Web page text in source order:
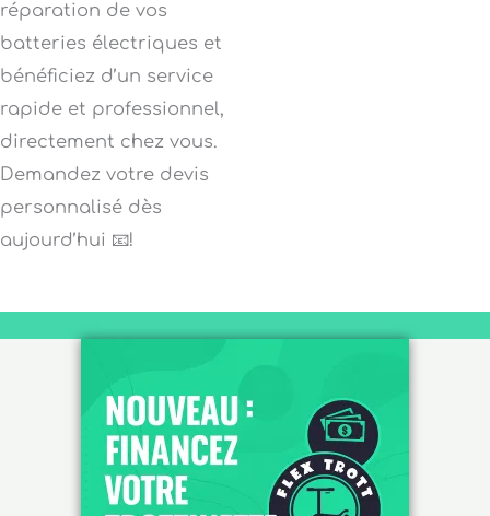
réparation de vos
batteries électriques et
bénéficiez d’un service
rapide et professionnel,
directement chez vous.
Demandez votre devis
personnalisé dès
aujourd’hui 📧!